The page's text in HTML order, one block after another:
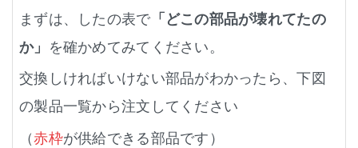
まずは、したの表で「どこの部品が壊れてたの
か」
を確かめてみてください。
交換しければいけない部品がわかったら、下図
の製品一覧から注文してください
（赤枠が供給できる部品です）